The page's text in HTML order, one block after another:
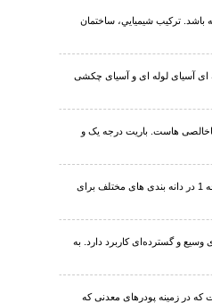
تركيب شيميايي، ساختمان
ای آسیای لوله ای و آسیای چکشی
هاست. باریت درجه یک و
کائولن (kaolin) شرکت معدنی زمین کاو تولید کننده کائولن درجه 1 در دانه بندی های مختلف برای
وسیع و گسترده‌ای کاربرد دارد. به
در زمینه پودرهای معدنی که